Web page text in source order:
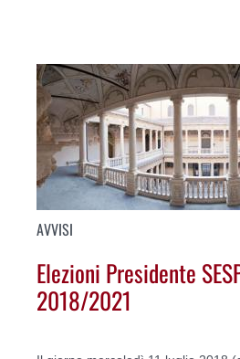
AVVISI
Elezioni Presidente
2018/2021